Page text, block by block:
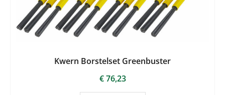
Kwern Borstelset Greenbuster
€76,23